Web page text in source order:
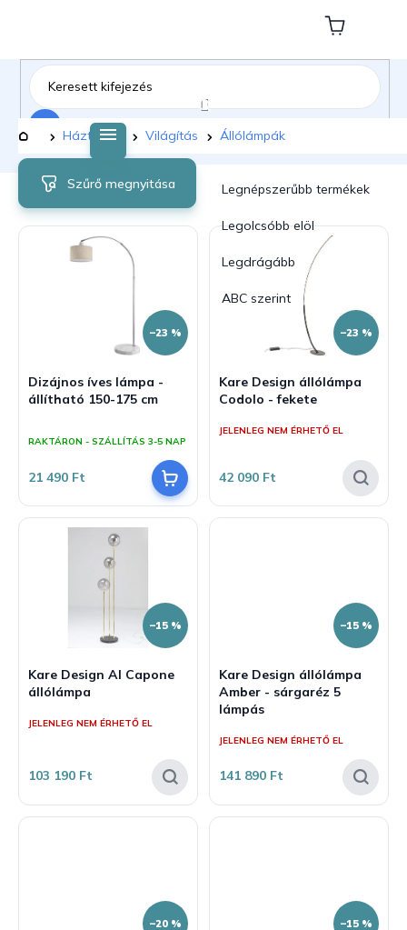
tartalomhoz
Kosár
Kezdőlap
Háztartás Világítás Állólámpák
m
d
e
z
e
Legnépszerűbb termékek
Legolcsóbb elöl
Legdrágább
ABC szerint
Szűrő megnyitása
T
r
m
–23 %
Dizájnos íves lámpa -
állítható 150-175 cm
termék
5-
5,0
csillag.
RAKTÁRON - SZÁLLÍTÁS 3-5 NAP
21 490 Ft
–23 %
Kare Design állólámpa
Codolo - fekete
JELENLEG NEM ÉRHETŐ EL
42 090 Ft
–15 %
Kare Design Al Capone
állólámpa
JELENLEG NEM ÉRHETŐ EL
103 190 Ft
–15 %
Kare Design állólámpa
Amber - sárgaréz 5
lámpás
JELENLEG NEM ÉRHETŐ EL
141 890 Ft
–20 % –15 %